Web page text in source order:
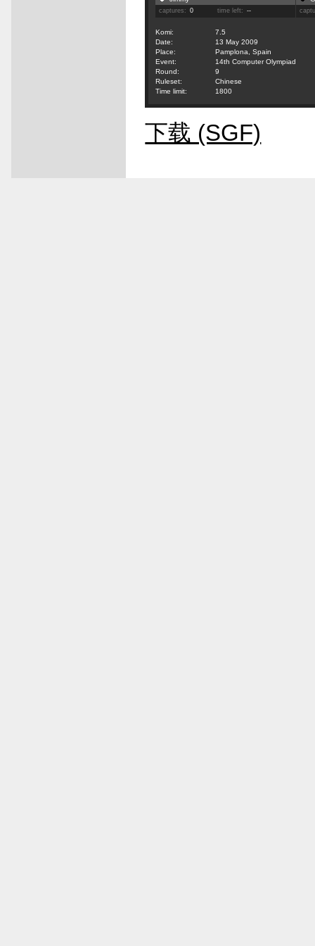
captures: 0 time left: --
Komi:
7.5
Date:
13 May 2009
Place:
Pamplona, Spain
Event:
14th Computer Olympiad
Round:
9
Ruleset:
Chinese
Time limit:
1800
下载 (SGF)